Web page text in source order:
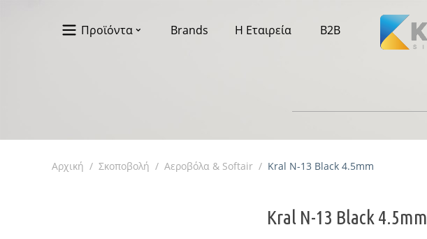
Προϊόντα Brands Η Εταιρεία B2B
Αρχική / Σκοποβολή / Αεροβόλα & Softair / Kral N-13 Black 4.5mm
Kral N-13 Black 4.5mm